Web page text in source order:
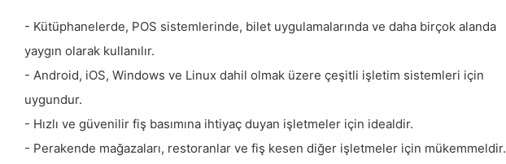
- Kütüphanelerde, POS sistemlerinde, bilet uygulamalarında ve daha birçok alanda
yaygın olarak kullanılır.
- Android, iOS, Windows ve Linux dahil olmak üzere çeşitli işletim sistemleri için
uygundur.
- Hızlı ve güvenilir fiş basımına ihtiyaç duyan işletmeler için idealdir.
- Perakende mağazaları, restoranlar ve fiş kesen diğer işletmeler için mükemmeldir.